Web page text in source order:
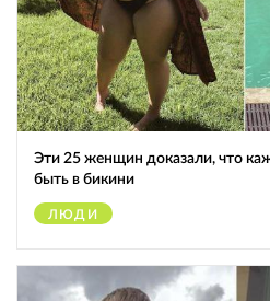
Эти 25 женщин доказали, что
быть в бикини
ЛЮДИ